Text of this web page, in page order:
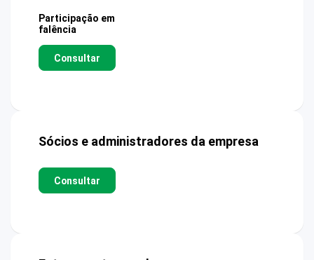
Participação em
falência
Consultar
Sócios e administradores da empresa
Consultar